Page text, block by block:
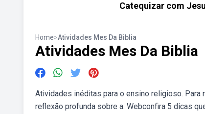
Catequizar com
Home>Atividades Mes Da Biblia
Atividades Mes Da Biblia
Atividades inéditas para o ensino religioso. Para
reflexão profunda sobre a. Webconfira 5 dicas